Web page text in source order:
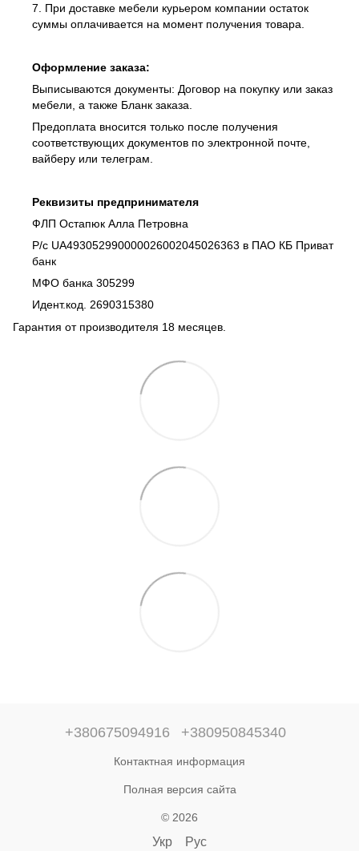
7. При доставке мебели курьером компании остаток
суммы оплачивается на момент получения товара.
Оформление заказа:
Выписываются документы: Договор на покупку или заказ
мебели, а также Бланк заказа.
Предоплата вносится только после получения
соответствующих документов по электронной почте,
вайберу или телеграм.
Реквизиты предпринимателя
ФЛП Остапюк Алла Петровна
Р/с UA493052990000026002045026363 в ПАО КБ Приват
банк
МФО банка 305299
Идент.код. 2690315380
Гарантия от производителя 18 месяцев.
+380675094916 +380950845340
Контактная информация
Полная версия сайта
© 2026
Укр Рус